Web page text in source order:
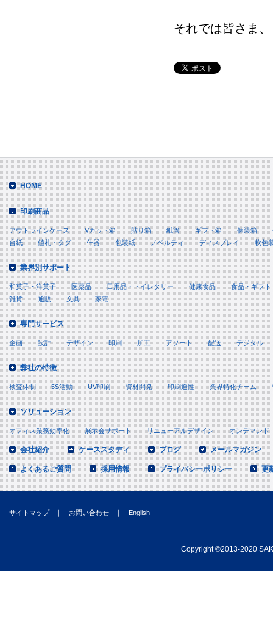
それでは皆さま
HOME
印刷商品
アウトラインケース Vカット箱 貼り箱 紙管 ギフト箱 個装箱
台紙
値札・タグ 什器 包装紙 ノベルティ ディスプレイ 軟包
業界別サポート
和菓子・洋菓子 医薬品 日用品・トイレタリー 健康食品
食品・ギフト
雑貨
通販 文具 家電
専門サービス
企画 設計 デザイン 印刷 加工 アソート 配送 デジタル
弊社の特徴
検査体制 5S活動 UV印刷 資材開発 印刷適性 業界特化チーム
ソリューション
オフィス業務効率化 展示会サポート リニューアルデザイン オンデマンド
会社紹介 ケーススタディ ブログ メールマガジン
よくあるご質問 採用情報 プライバシーポリシー 更
サイトマップ ｜ お問い合わせ ｜ English
Copyright©2013-2020